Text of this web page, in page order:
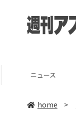
ニュース
home >